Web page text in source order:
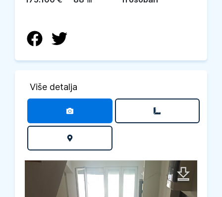
Više detalja